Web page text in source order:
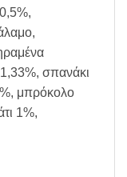
σπανάκι
μπρόκολο
1%,